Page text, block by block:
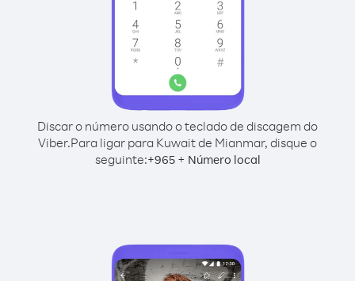
Discar o número usando o teclado de discagem do
Viber.Para ligar para Kuwait de Mianmar, disque o
seguinte:+965+ Número local